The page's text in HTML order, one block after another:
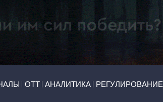
ОТТ АНАЛИТИКА РЕГУЛИРОВАНИЕ